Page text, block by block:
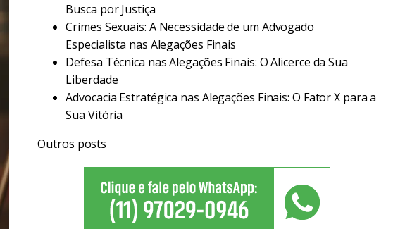
Busca por Justiça
Crimes Sexuais: A Necessidade de um Advogado
Especialista nas Alegações Finais
Defesa Técnica nas Alegações Finais: O Alicerce da Sua
Liberdade
Advocacia Estratégica nas Alegações Finais: O Fator X para a
Sua Vitória
Outros posts